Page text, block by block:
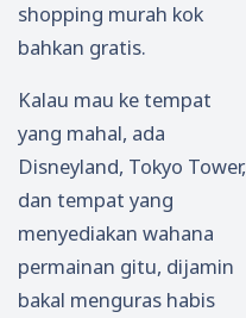
shopping murah kok
bahkan gratis.
Kalau mau ke tempat
yang mahal, ada
Disneyland, Tokyo Tower,
dan tempat yang
menyediakan wahana
permainan gitu, dijamin
bakal menguras habis